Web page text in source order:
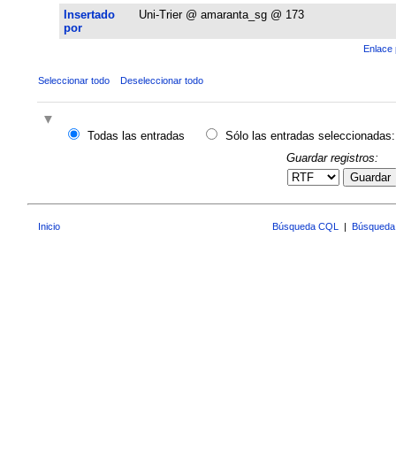
Insertado
por
Uni-Trier @ amaranta_sg @ 173
Enlace
Seleccionar todo Deseleccionar todo
Todas las entradas
Sólo las entradas seleccionadas:
Guardar registros:
Guardar
Inicio Búsqueda CQL